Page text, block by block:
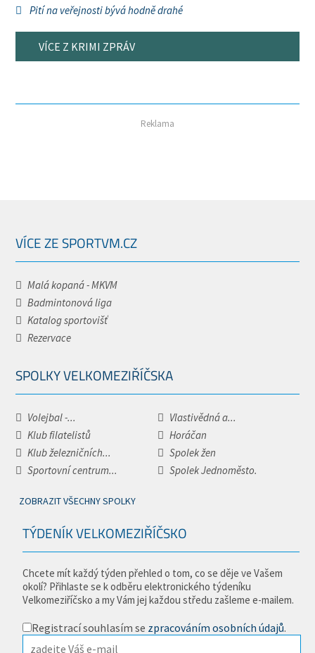
Pití na veřejnosti bývá hodně drahé
VÍCE Z KRIMI ZPRÁV
Reklama
VÍCE ZE SPORTVM.CZ
Malá kopaná - MKVM
Badmintonová liga
Katalog sportovišť
Rezervace
SPOLKY VELKOMEZIŘÍČSKA
Volejbal -...
Vlastivědná a...
Klub filatelistů
Horáčan
Klub železničních...
Spolek žen
Sportovní centrum...
Spolek Jednoměsto.
ZOBRAZIT VŠECHNY SPOLKY
TÝDENÍK VELKOMEZIŘÍČSKO
Chcete mít každý týden přehled o tom, co se děje ve Vašem
okolí? Přihlaste se k odběru elektronického týdeníku
Velkomeziříčsko a my Vám jej každou středu zašleme e-mailem.
Registrací souhlasím se zpracováním osobních údajů.